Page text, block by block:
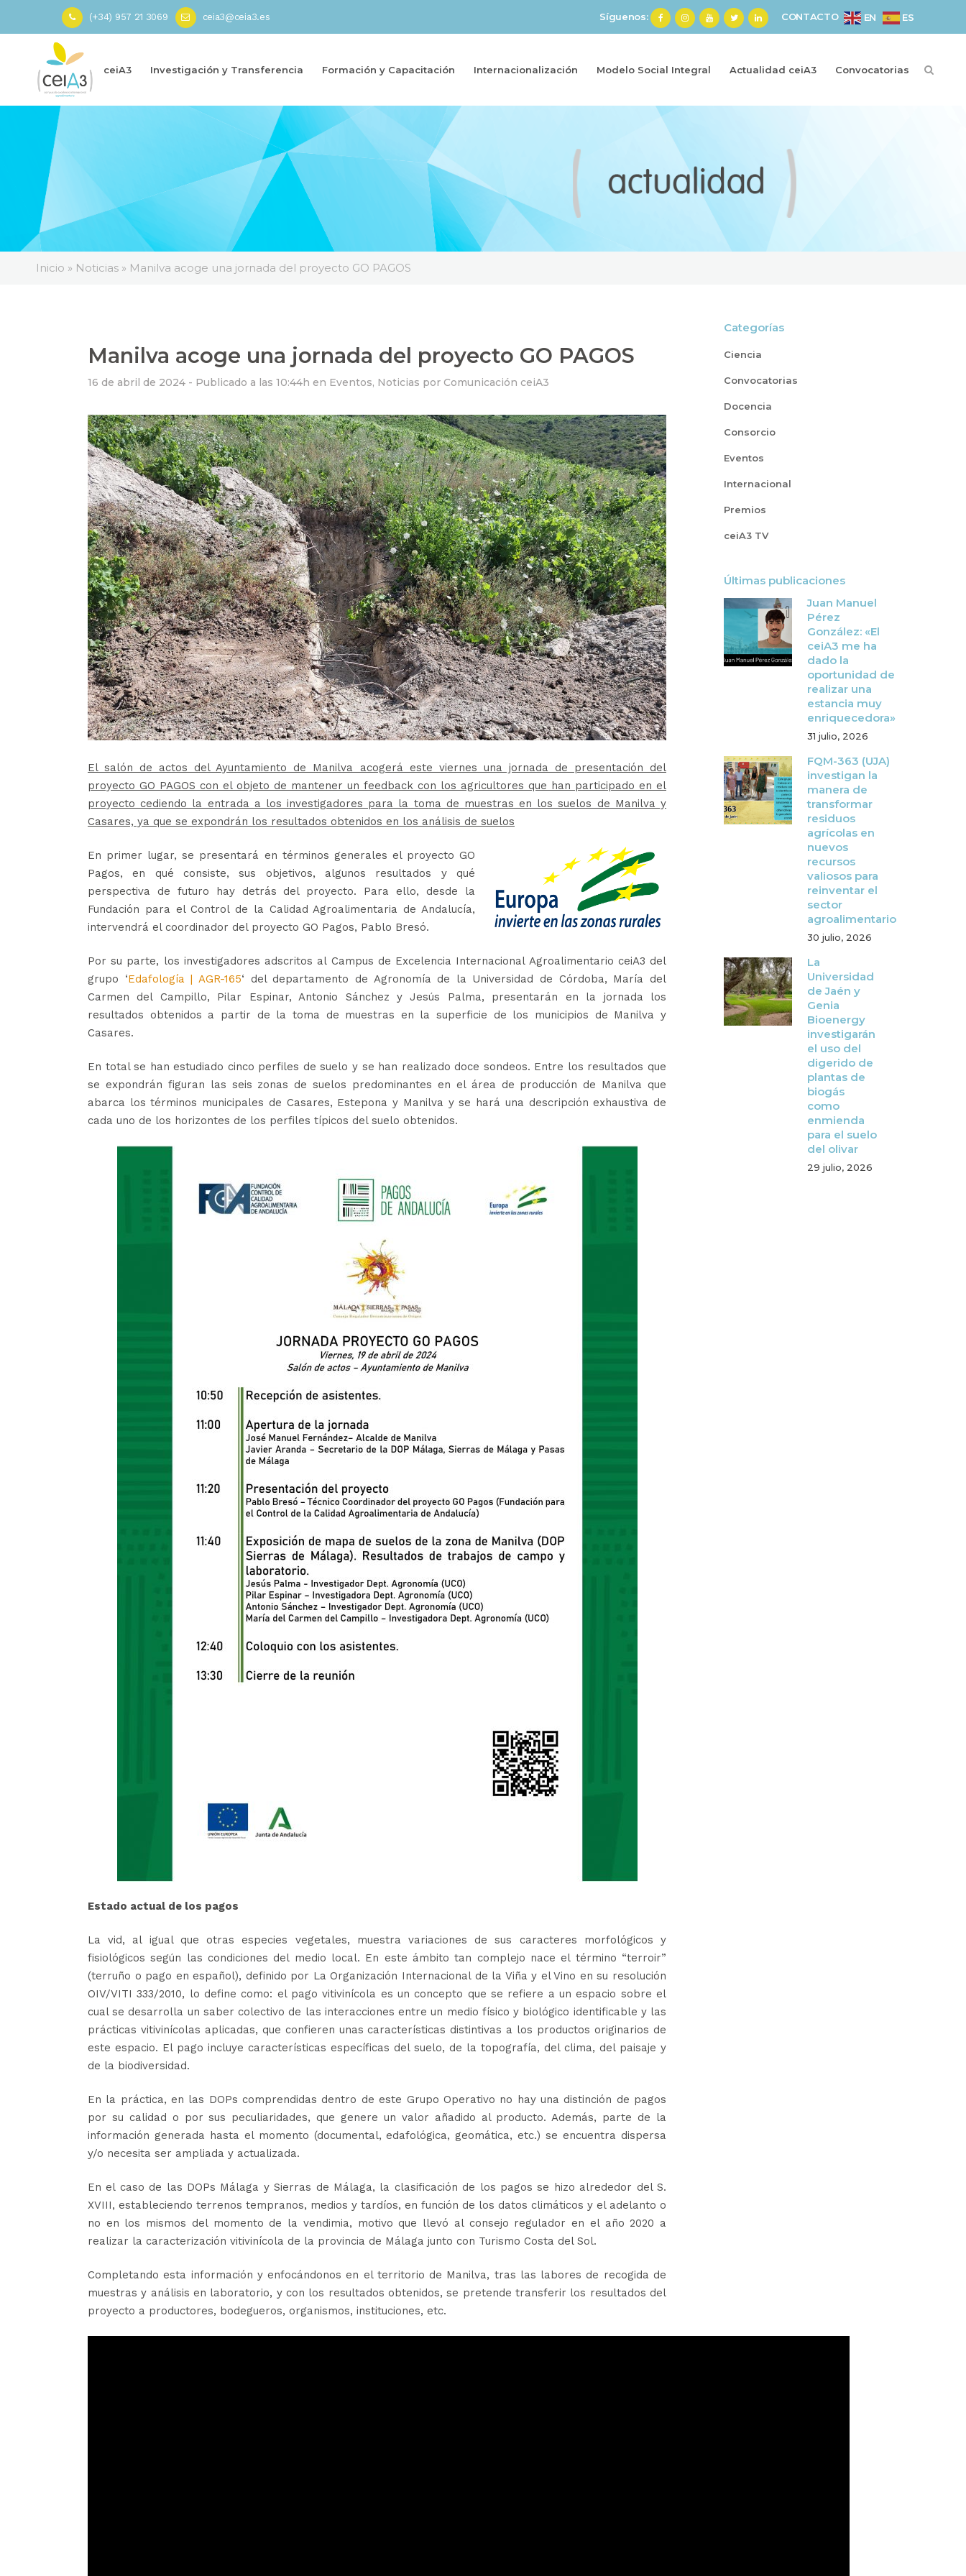
(+34) 957 21 3069 ceia3@ceia3.es Síguenos: CONTACTO EN ES
ceiA3 Investigación y Transferencia Formación y Capacitación Internacionalización Modelo Social Integral Actualidad ceiA3 Convocatorias
Inicio » Noticias » Manilva acoge una jornada del proyecto GO PAGOS
Manilva acoge una jornada del proyecto GO PAGOS
16 de abril de 2024 - Publicado a las 10:44h en Eventos, Noticias por Comunicación ceiA3
El salón de actos del Ayuntamiento de Manilva acogerá este viernes una jornada de presentación del
proyecto GO PAGOS con el objeto de mantener un feedback con los agricultores que han participado en el
proyecto cediendo la entrada a los investigadores para la toma de muestras en los suelos de Manilva y
Casares, ya que se expondrán los resultados obtenidos en los análisis de suelos
En primer lugar, se presentará en términos generales el proyecto GO
Pagos, en qué consiste, sus objetivos, algunos resultados y qué
perspectiva de futuro hay detrás del proyecto. Para ello, desde la
Fundación para el Control de la Calidad Agroalimentaria de Andalucía,
intervendrá el coordinador del proyecto GO Pagos, Pablo Bresó.
Por su parte, los investigadores adscritos al Campus de Excelencia Internacional Agroalimentario ceiA3 del
grupo ‘Edafología | AGR-165‘ del departamento de Agronomía de la Universidad de Córdoba, María del
Carmen del Campillo, Pilar Espinar, Antonio Sánchez y Jesús Palma, presentarán en la jornada los
resultados obtenidos a partir de la toma de muestras en la superficie de los municipios de Manilva y
Casares.
En total se han estudiado cinco perfiles de suelo y se han realizado doce sondeos. Entre los resultados que
se expondrán figuran las seis zonas de suelos predominantes en el área de producción de Manilva que
abarca los términos municipales de Casares, Estepona y Manilva y se hará una descripción exhaustiva de
cada uno de los horizontes de los perfiles típicos del suelo obtenidos.
Estado actual de los pagos
La vid, al igual que otras especies vegetales, muestra variaciones de sus caracteres morfológicos y
fisiológicos según las condiciones del medio local. En este ámbito tan complejo nace el término “terroir”
(terruño o pago en español), definido por La Organización Internacional de la Viña y el Vino en su resolución
OIV/VITI 333/2010, lo define como: el pago vitivinícola es un concepto que se refiere a un espacio sobre el
cual se desarrolla un saber colectivo de las interacciones entre un medio físico y biológico identificable y las
prácticas vitivinícolas aplicadas, que confieren unas características distintivas a los productos originarios de
este espacio. El pago incluye características específicas del suelo, de la topografía, del clima, del paisaje y
de la biodiversidad.
En la práctica, en las DOPs comprendidas dentro de este Grupo Operativo no hay una distinción de pagos
por su calidad o por sus peculiaridades, que genere un valor añadido al producto. Además, parte de la
información generada hasta el momento (documental, edafológica, geomática, etc.) se encuentra dispersa
y/o necesita ser ampliada y actualizada.
En el caso de las DOPs Málaga y Sierras de Málaga, la clasificación de los pagos se hizo alrededor del S.
XVIII, estableciendo terrenos tempranos, medios y tardíos, en función de los datos climáticos y el adelanto o
no en los mismos del momento de la vendimia, motivo que llevó al consejo regulador en el año 2020 a
realizar la caracterización vitivinícola de la provincia de Málaga junto con Turismo Costa del Sol.
Completando esta información y enfocándonos en el territorio de Manilva, tras las labores de recogida de
muestras y análisis en laboratorio, y con los resultados obtenidos, se pretende transferir los resultados del
proyecto a productores, bodegueros, organismos, instituciones, etc.
Categorías
Ciencia
Convocatorias
Docencia
Consorcio
Eventos
Internacional
Premios
ceiA3 TV
Últimas publicaciones
Juan Manuel
Pérez
González: «El
ceiA3 me ha
dado la
oportunidad de
realizar una
estancia muy
enriquecedora»
31 julio, 2026
FQM-363 (UJA)
investigan la
manera de
transformar
residuos
agrícolas en
nuevos
recursos
valiosos para
reinventar el
sector
agroalimentario
30 julio, 2026
La
Universidad
de Jaén y
Genia
Bioenergy
investigarán
el uso del
digerido de
plantas de
biogás
como
enmienda
para el suelo
del olivar
29 julio, 2026